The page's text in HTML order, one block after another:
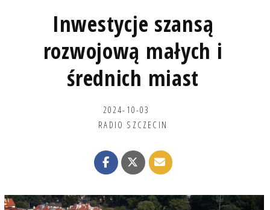
Inwestycje szansą
rozwojową małych i
średnich miast
2024-10-03
RADIO SZCZECIN